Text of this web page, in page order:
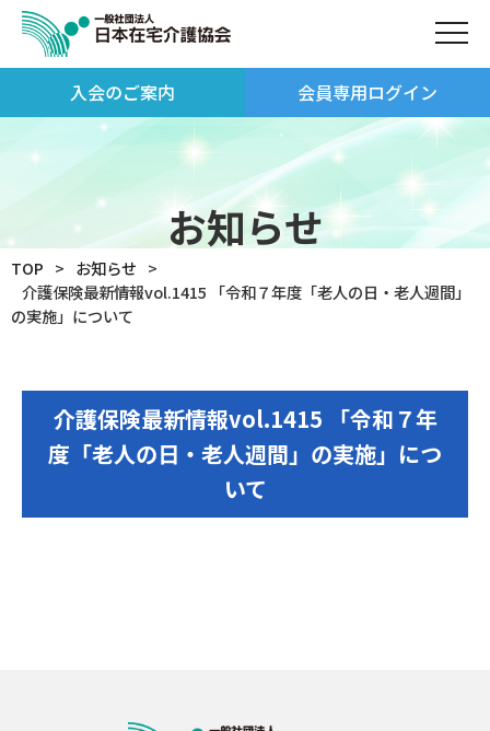
入会のご案内 会員専用ログイン
お知らせ
TOP
お知らせ
介護保険最新情報vol.1415 「令和７年度「老人の日・老人週間」
の実施」について
介護保険最新情報vol.1415 「令和７年
度「老人の日・老人週間」の実施」につ
いて